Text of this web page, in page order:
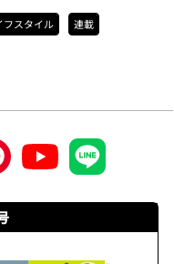
フスタイル 連載